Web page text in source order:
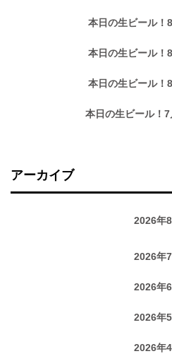
本日の生ビール！
本日の生ビール！
本日の生ビール！
本日の生ビール！7
アーカイブ
2026年8
2026年7
2026年6
2026年5
2026年4